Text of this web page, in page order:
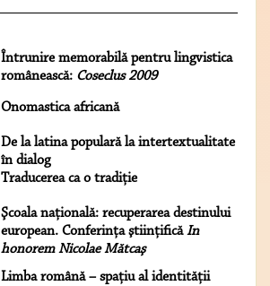
Întrunire memorabilă pentru lingvistica
românească: Coseclus 2009
Onomastica africană
De la latina populară la intertextualitate
în dialog
Traducerea ca o tradiţie
Şcoala naţională: recuperarea destinului
european. Conferinţa ştiinţificăIn
honorem Nicolae Mătcaş
Limba română – spaţiu al identităţii